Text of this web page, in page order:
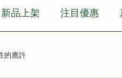
新品上架 注目優惠
的應許